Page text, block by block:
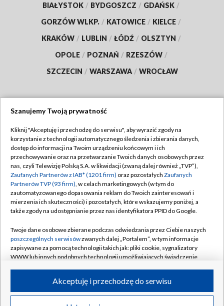
BIAŁYSTOK / BYDGOSZCZ / GDAŃSK /
GORZÓW WLKP. / KATOWICE / KIELCE /
KRAKÓW / LUBLIN / ŁÓDŹ / OLSZTYN /
OPOLE / POZNAŃ / RZESZÓW /
SZCZECIN / WARSZAWA / WROCŁAW
TVP
Abonament TVP
Emisja w TVP
Centrum informacji TVP
Naziemna Telewizja Cyfrowa
Rada Programowa
System NOS
Informacje o nadawcy
Program dla prasy
Regulamin TVP
Polityka prywatności
Moje zgody
Pomoc
Kontakt
Kanały
©2026 Telewizja Polska S.A. w likwidacji
Szanujemy Twoją prywatność
Kliknij "Akceptuję i przechodzę do serwisu", aby wyrazić zgody na
korzystanie z technologii automatycznego śledzenia i zbierania danych,
dostęp do informacji na Twoim urządzeniu końcowym i ich
przechowywanie oraz na przetwarzanie Twoich danych osobowych przez
nas, czyli Telewizję Polską S.A. w likwidacji (zwaną dalej również „TVP”),
Zaufanych Partnerów z IAB* (1201 firm) oraz pozostałych Zaufanych
Partnerów TVP (93 firm), w celach marketingowych (w tym do
zautomatyzowanego dopasowania reklam do Twoich zainteresowań i
mierzenia ich skuteczności) i pozostałych, które wskazujemy poniżej, a
także zgody na udostępnianie przez nas identyfikatora PPID do Google.
Twoje dane osobowe zbierane podczas odwiedzania przez Ciebie naszych
poszczególnych serwisówzwanych dalej „Portalem”, w tym informacje
zapisywane za pomocą technologii takich jak: pliki cookie, sygnalizatory
WWW lub innych podobnych technologii umożliwiających świadczenie
ruchu w Internecie.
Twoje dane osobowe zbierane podczas odwiedzania przez Ciebie
Akceptuję i przechodzę do serwisu